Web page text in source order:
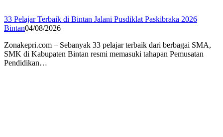
33 Pelajar Terbaik di Bintan Jalani Pusdiklat Paskibraka 2026
Bintan04/08/2026
Zonakepri.com – Sebanyak 33 pelajar terbaik dari berbagai SMA,
SMK di Kabupaten Bintan resmi memasuki tahapan Pemusatan
Pendidikan…